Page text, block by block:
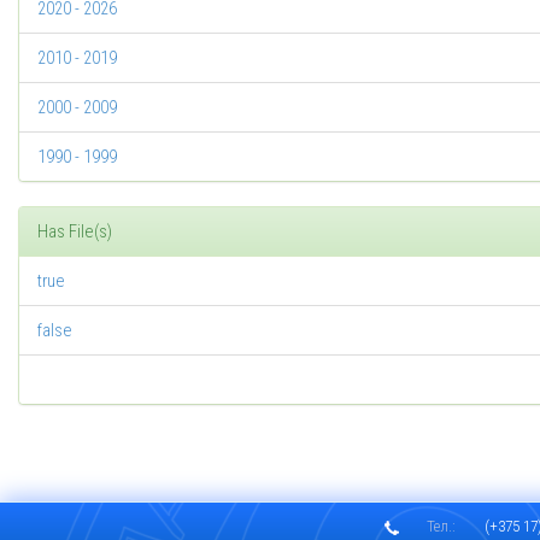
2020 - 2026
2010 - 2019
2000 - 2009
1990 - 1999
Has File(s)
true
false
Тел.:
(+375